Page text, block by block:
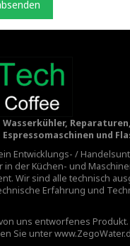
Reparaturen,
und
Entwicklungs- /
in der Küchen- und
Wir sind alle technisch
Erfahrung und
uns entworfenes
Sie unter